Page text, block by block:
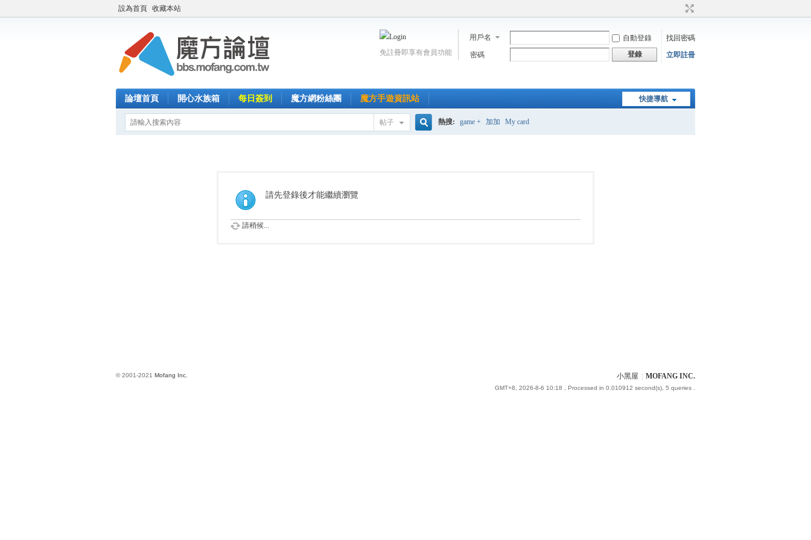
設為首頁 收藏本站
用戶名 自動登錄
找回密碼
密碼
登錄 立即註冊
免註冊即享有會員功能
快捷導航
論壇首頁 開心水族箱 每日簽到 魔方網粉絲團 魔方手遊資訊站
帖子 熱搜: game + 加加 My card
請先登錄後才能繼續瀏覽
請稍候...
小黑屋 MOFANG INC.
GMT+8, 2026-8-6 10:18 , Processed in 0.010912 second(s), 5 queries .
© 2001-2021 Mofang Inc.